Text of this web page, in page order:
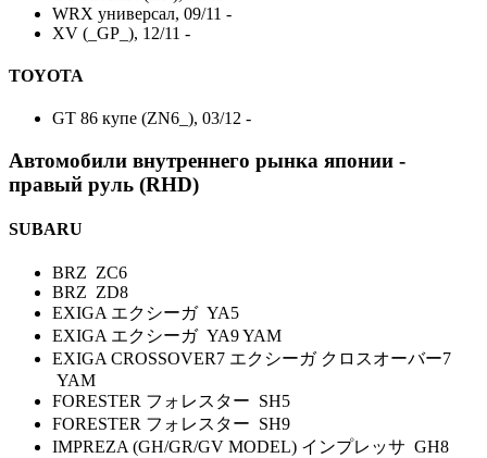
WRX универсал, 09/11 -
XV (_GP_), 12/11 -
TOYOTA
GT 86 купе (ZN6_), 03/12 -
Автомобили внутреннего рынка японии -
правый руль (RHD)
SUBARU
BRZ ZC6
BRZ ZD8
EXIGA エクシーガ YA5
EXIGA エクシーガ YA9 YAM
EXIGA CROSSOVER7 エクシーガ クロスオーバー7
YAM
FORESTER フォレスター SH5
FORESTER フォレスター SH9
IMPREZA (GH/GR/GV MODEL) インプレッサ GH8